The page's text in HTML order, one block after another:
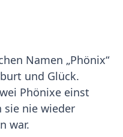
Namen „Phönix“
und Glück.
Phönixe einst
sie nie wieder
war.